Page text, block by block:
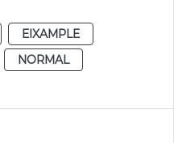
EIXAMPLE
NORMAL